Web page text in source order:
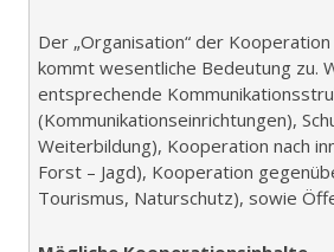
Der „Organisation“ der
kommt wesentliche Bedeutung zu.
entsprechende
(Kommunikationseinrichtungen),
Weiterbildung), Kooperation nach
Forst – Jagd), Kooperation
Tourismus, Naturschutz), sowie